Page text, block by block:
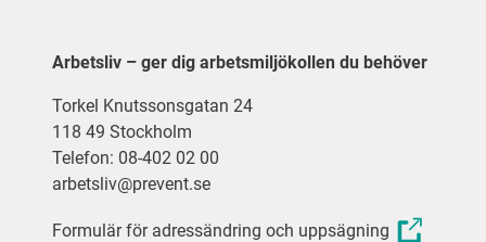
Arbetsliv – ger dig arbetsmiljökollen du behöver
Torkel Knutssonsgatan 24
118 49 Stockholm
Telefon: 08-402 02 00
arbetsliv@prevent.se
Formulär för adressändring och uppsägning